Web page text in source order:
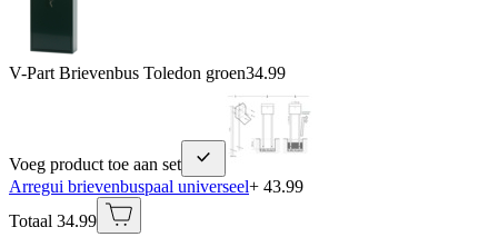
V-Part Brievenbus Toledon groen34.99
Voeg product toe aan set
Arregui brievenbuspaal universeel+ 43.99
Totaal 34.99